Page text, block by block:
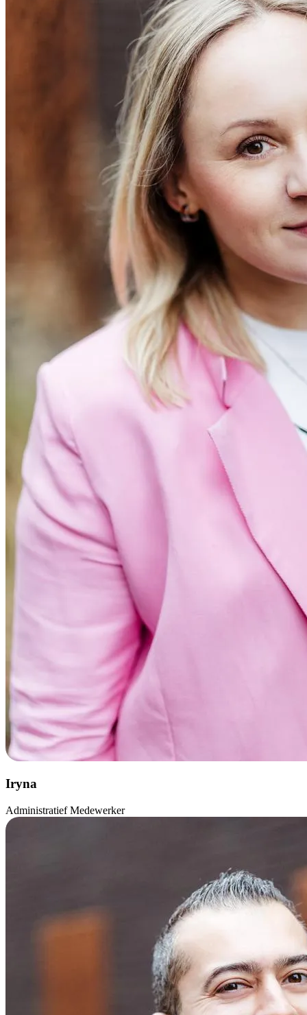
Iryna
Administratief Medewerker